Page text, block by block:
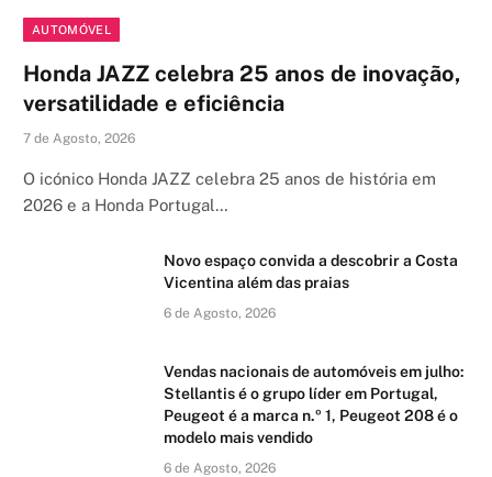
AUTOMÓVEL
Honda JAZZ celebra 25 anos de inovação,
versatilidade e eficiência
7 de Agosto, 2026
O icónico Honda JAZZ celebra 25 anos de história em
2026 e a Honda Portugal…
Novo espaço convida a descobrir a Costa
Vicentina além das praias
6 de Agosto, 2026
Vendas nacionais de automóveis em julho:
Stellantis é o grupo líder em Portugal,
Peugeot é a marca n.º 1, Peugeot 208 é o
modelo mais vendido
6 de Agosto, 2026